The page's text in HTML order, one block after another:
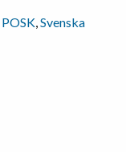
POSK,Svenska